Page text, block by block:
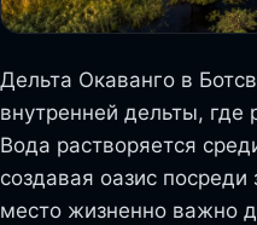
Дельта Окаванго в
внутренней дельты, где
Вода растворяется
создавая оазис
место жизненно важно